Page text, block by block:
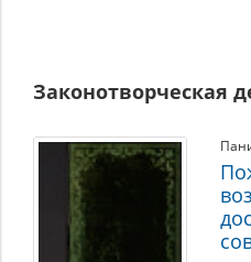
Законотворческая